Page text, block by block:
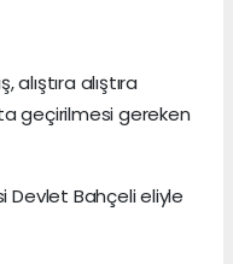
alıştıra
geçirilmesi gereken
Devlet Bahçeli eliyle